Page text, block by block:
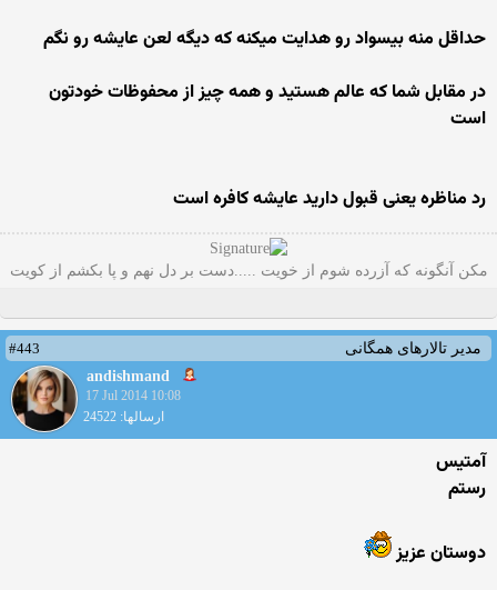
حداقل منه بیسواد رو هدایت میکنه که دیگه لعن عایشه رو نگم
در مقابل شما که عالم هستید و همه چیز از محفوظات خودتون
است
رد مناظره یعنی قبول دارید عایشه کافره است
مکن آنگونه که آزرده شوم از خویت .....دست بر دل نهم و پا بکشم از کویت
مدیر تالارهای همگانی
#443
andishmand
17 Jul 2014 10:08
ارسالها: 24522
آمتیس
رستم
دوستان عزیز